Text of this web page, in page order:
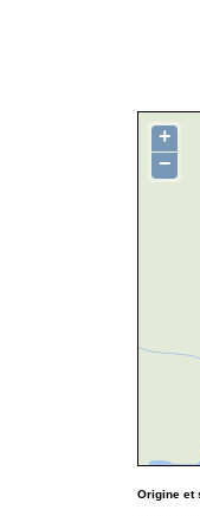
+
−
Origine et